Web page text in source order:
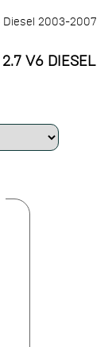
Diesel 2003-2007
V6 DIESEL